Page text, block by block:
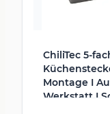
ChiliTec 5-
Montage I
Werkstatt I